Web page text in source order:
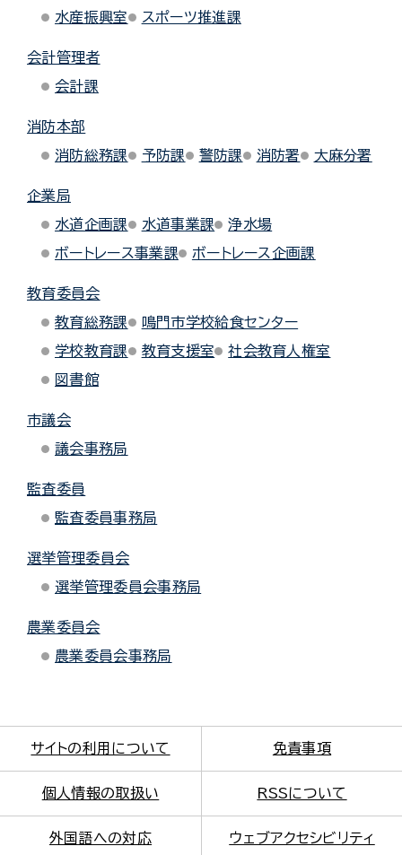
水産振興室
スポーツ推進課
会計管理者
会計課
消防本部
消防総務課
予防課 警防課 消防署 大麻分署
企業局
水道企画課
水道事業課
浄水場
ボートレース事業課
ボートレース企画課
教育委員会
教育総務課
鳴門市学校給食センター
学校教育課
教育支援室
社会教育人権室
図書館
市議会
議会事務局
監査委員
監査委員事務局
選挙管理委員会
選挙管理委員会事務局
農業委員会
農業委員会事務局
サイトの利用について 免責事項
個人情報の取扱い RSSについて
外国語への対応 ウェブアクセシビリティ